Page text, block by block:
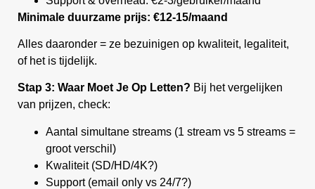
Minimale duurzame prijs: €12-15/maand
Alles daaronder = ze bezuinigen op kwaliteit, legaliteit,
of het is tijdelijk.
Stap 3: Waar Moet Je Op Letten? Bij het vergelijken
van prijzen, check:
Aantal simultane streams (1 stream vs 5 streams =
groot verschil)
Kwaliteit (SD/HD/4K?)
Support (email only vs 24/7?)